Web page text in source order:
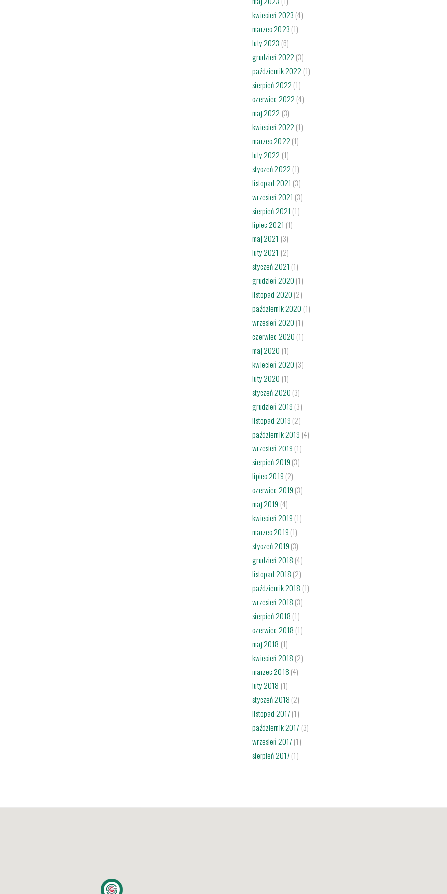
kwiecień 2023 (4)
marzec 2023 (1)
luty 2023 (6)
grudzień 2022 (3)
październik 2022 (1)
sierpień 2022 (1)
czerwiec 2022 (4)
maj 2022 (3)
kwiecień 2022 (1)
marzec 2022 (1)
luty 2022 (1)
styczeń 2022 (1)
listopad 2021 (3)
wrzesień 2021 (3)
sierpień 2021 (1)
lipiec 2021 (1)
maj 2021 (3)
luty 2021 (2)
styczeń 2021 (1)
grudzień 2020 (1)
listopad 2020 (2)
październik 2020 (1)
wrzesień 2020 (1)
czerwiec 2020 (1)
maj 2020 (1)
kwiecień 2020 (3)
luty 2020 (1)
styczeń 2020 (3)
grudzień 2019 (3)
listopad 2019 (2)
październik 2019 (4)
wrzesień 2019 (1)
sierpień 2019 (3)
lipiec 2019 (2)
czerwiec 2019 (3)
maj 2019 (4)
kwiecień 2019 (1)
marzec 2019 (1)
styczeń 2019 (3)
grudzień 2018 (4)
listopad 2018 (2)
październik 2018 (1)
wrzesień 2018 (3)
sierpień 2018 (1)
czerwiec 2018 (1)
maj 2018 (1)
kwiecień 2018 (2)
marzec 2018 (4)
luty 2018 (1)
styczeń 2018 (2)
listopad 2017 (1)
październik 2017 (3)
wrzesień 2017 (1)
sierpień 2017 (1)